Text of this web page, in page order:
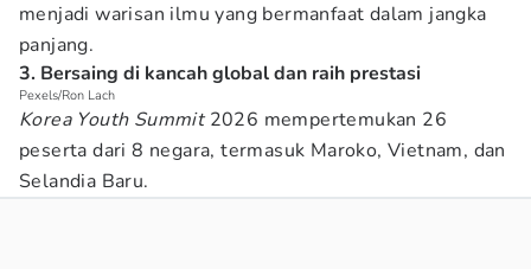
menjadi warisan ilmu yang bermanfaat dalam jangka
panjang.
3. Bersaing di kancah global dan raih prestasi
Pexels/Ron Lach
Korea Youth Summit2026 mempertemukan 26
peserta dari 8 negara, termasuk Maroko, Vietnam, dan
Selandia Baru.